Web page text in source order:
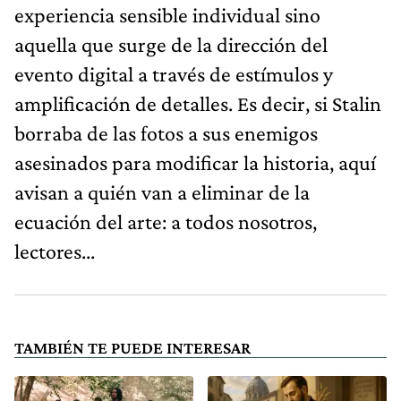
aquella que surge de la dirección del
evento digital a través de estímulos y
amplificación de detalles. Es decir, si Stalin
borraba de las fotos a sus enemigos
asesinados para modificar la historia, aquí
avisan a quién van a eliminar de la
ecuación del arte: a todos nosotros,
lectores...